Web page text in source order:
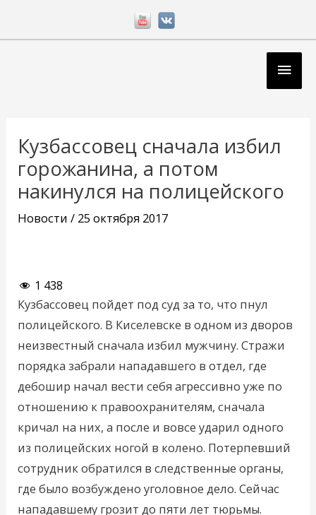
Кузбассовец сначала избил
горожанина, а потом
накинулся на полицейского
Новости / 25 октября 2017
1 438
Кузбассовец пойдет под суд за то, что пнул
полицейского. В Киселевске в одном из дворов
неизвестный сначала избил мужчину. Стражи
порядка забрали нападавшего в отдел, где
дебошир начал вести себя агрессивно уже по
отношению к правоохранителям, сначала
кричал на них, а после и вовсе ударил одного
из полицейских ногой в колено. Потерпевший
сотрудник обратился в следственные органы,
где было возбуждено уголовное дело. Сейчас
нападавшему грозит до пяти лет тюрьмы.
записям